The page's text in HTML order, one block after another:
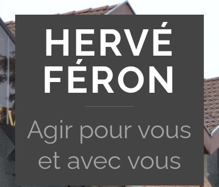
HERVÉ
FÉRON
Agir pour vous
et avec vous